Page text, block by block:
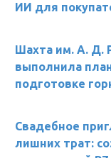
ИИ для
Шахта им. А. Д.
выполнила
подготовке
Свадебное
лишних трат: